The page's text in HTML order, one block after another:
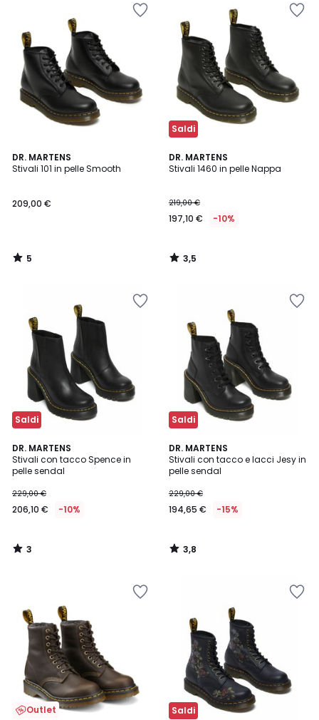
DR. MARTENS
Stivali 101 in pelle Smooth
209,00 €
5
/
5
/
Saldi
DR. MARTENS
Stivali 1460 in pelle Nappa
219,00 €
197,10 € -10%
3,5
/ 5
3,5
/
Saldi
DR. MARTENS
Stivali con tacco Spence in
pelle sendal
229,00 €
206,10 € -10%
3
/
5
3
/
Saldi
DR. MARTENS
Stivali con tacco e lacci Jesy in
pelle sendal
229,00 €
194,65 € -15%
3,8
/ 5
3,8
/
Outlet Saldi